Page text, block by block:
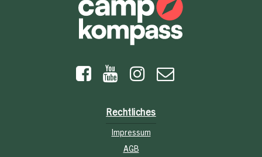
Rechtliches
Impressum
AGB